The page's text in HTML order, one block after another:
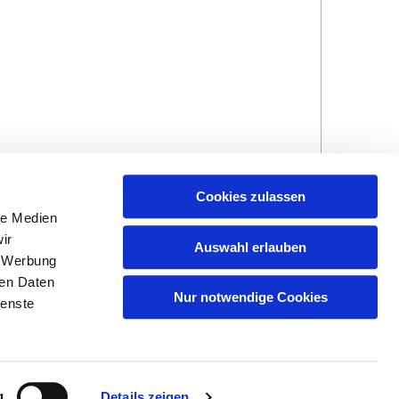
Medien
Daten
Cookies zulassen
Auswahl erlauben
Nur notwendige Cookies
Impressum und